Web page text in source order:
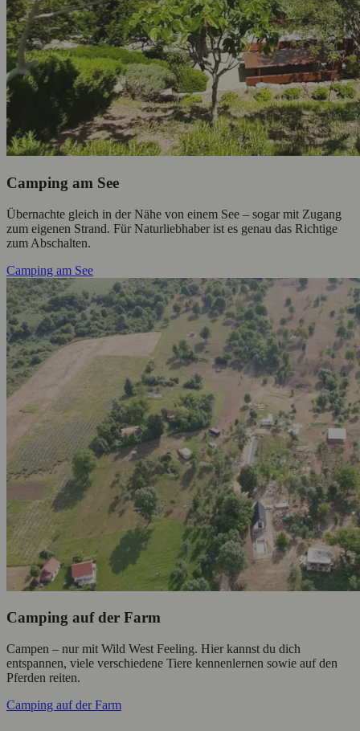
Camping am See
Übernachte gleich in der Nähe von einem See – sogar mit Zugang
zum eigenen Strand. Für Naturliebhaber ist es genau das Richtige
zum Abschalten.
Camping am See
Camping auf der Farm
Campen – nur mit Wild West Feeling. Hier kannst du dich
entspannen, viele verschiedene Tiere kennenlernen sowie auf den
Pferden reiten.
Camping auf der Farm